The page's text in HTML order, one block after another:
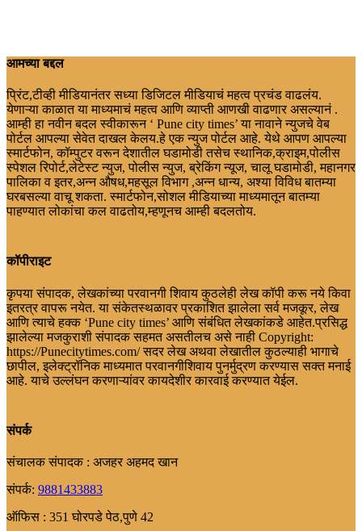
आमच्या बद्दल
प्रिंट,टीव्ही मीडियानंतर सध्या डिजिटल मीडियाचं महत्व प्रचंड वाढलंय.
येणाऱ्या काळात या माध्यमाचं महत्व आणि व्याप्ती आणखी वाढणार असल्यानं .
आम्ही हा नवीन बदल स्वीकारून ‘ Pune city times’ या नावाने न्युजचे वेब
पोर्टल आपल्या सेवेत दाखल केलय.हे एक न्युज पोर्टल आहे. येथे आपण आपल्या
स्मार्टफोन, कॉम्पुटर वरून देशातील घडामोडी तसेच स्थानिक,क्राइम,पोलीस
स्पेशल रिपोर्ट,लेटेस्ट न्युज, पोलीस न्युज, ब्रेकिंग न्यूज, चालू घडामोडी, महानगर
पालिका व इतर,अन्न औषध,महसूल विभाग ,अन्न धान्य, अश्या विविध बातम्या
घरबसल्या वाचू शकता. स्मार्टफोन,सोशल मीडियाच्या माध्यमातून बातम्या
पाहण्यात लोकांचा कल वाढतोय,म्हणूनच आम्ही बदलतोय.
कॉपीराइट
कृपया संपादक, लेखकांच्या परवानगी शिवाय कुठलेही लेख कॉपी करू नये किवा
इतरत्र वापरू नयेत. या संकेतस्थळावर प्रकाशित झालेला सर्व मजकूर, लेख
आणि त्याचे हक्क ‘Pune city times’ आणि संबंधित लेखकांकडे आहेत.प्रसिद्ध
झालेल्या मजकुराशी संपादक सहमत असतीलच असे नाही Copyright:
https://Punecitytimes.com/ सदर लेख अथवा लेखातील कुठल्याही भागाचे
छापील, इलेक्ट्रॉनिक माध्यमात परवानगीशिवाय पुनर्मुद्रण करण्यास सक्त मनाई
आहे. याचे उल्लंघन करणाऱ्यांवर कायदेशीर कारवाई करण्यात येईल.
संपर्क
संचालक संपादक : अजहर अहमद खान
संपर्क: 9881433883
ऑफिस : 351 घोरपडे पेठ,पुणे 42